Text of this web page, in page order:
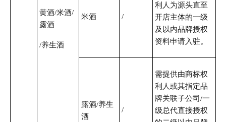
黄酒/米酒/
露酒
/养生酒
米酒 /
利人为源头直至
开店主体的一级
及以内品牌授权
资料申请入驻。
露酒/养生
酒
/
需提供由商标权
利人或其指定品
牌关联子公司/一
级总代直接授权